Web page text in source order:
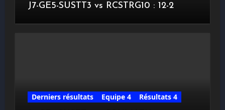
J7-GE5-SUSTT3 vs RCSTRG10 : 12-2
Derniers résultats Equipe 4
Résultats 4